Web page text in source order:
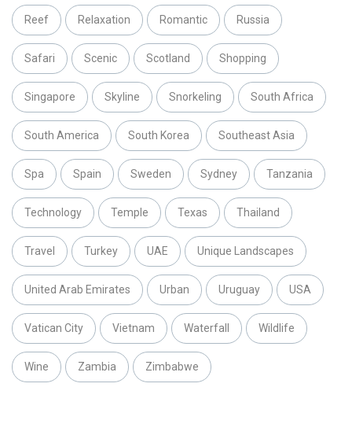
Reef Relaxation Romantic Russia
Safari Scenic Scotland Shopping
Singapore Skyline Snorkeling South Africa
South America South Korea Southeast Asia
Spa Spain Sweden Sydney Tanzania
Technology Temple Texas Thailand
Travel Turkey UAE Unique Landscapes
United Arab Emirates Urban Uruguay USA
Vatican City Vietnam Waterfall Wildlife
Wine Zambia Zimbabwe